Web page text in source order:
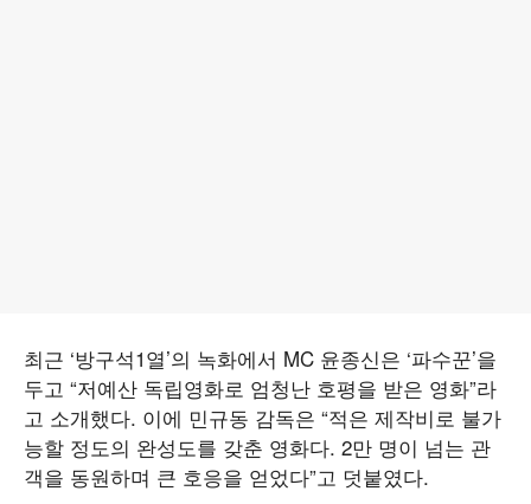
최근 ‘방구석1열’의 녹화에서 MC 윤종신은 ‘파수꾼’을
두고 “저예산 독립영화로 엄청난 호평을 받은 영화”라
고 소개했다. 이에 민규동 감독은 “적은 제작비로 불가
능할 정도의 완성도를 갖춘 영화다. 2만 명이 넘는 관
객을 동원하며 큰 호응을 얻었다”고 덧붙였다.